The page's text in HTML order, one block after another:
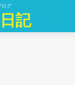
ログ
記